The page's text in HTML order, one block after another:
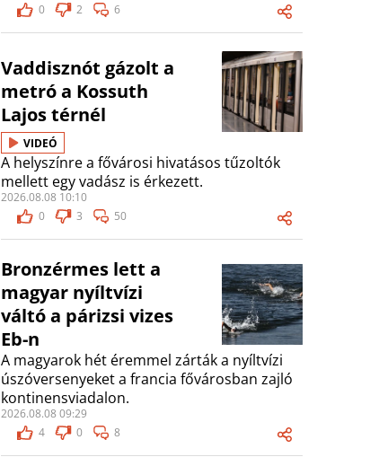
0
2 6
Vaddisznót gázolt a
metró a Kossuth
Lajos térnél
VIDEÓ
A helyszínre a fővárosi hivatásos tűzoltók
mellett egy vadász is érkezett.
2026.08.08 10:10
0
3 50
Bronzérmes lett a
magyar nyíltvízi
váltó a párizsi vizes
Eb-n
A magyarok hét éremmel zárták a nyíltvízi
úszóversenyeket a francia fővárosban zajló
kontinensviadalon.
2026.08.08 09:29
4
0 8